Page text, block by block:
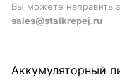
Вы можете направить
sales@stalkrepej.ru
Аккумуляторный